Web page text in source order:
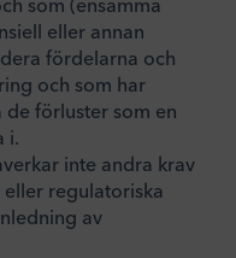
som (ensamma
eller annan
fördelarna och
och som har
förluster som en
i.
inte andra krav
regulatoriska
av